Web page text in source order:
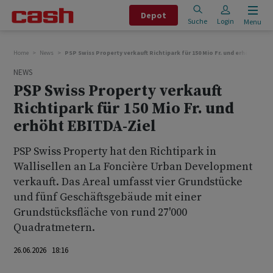
Depot
Suche Login Menu
Home News PSP Swiss Property verkauft Richtipark für 150 Mio Fr. und erhöht
NEWS
PSP Swiss Property verkauft
Richtipark für 150 Mio Fr. und
erhöht EBITDA-Ziel
PSP Swiss Property hat den Richtipark in
Wallisellen an La Foncière Urban Development
verkauft. Das Areal umfasst vier Grundstücke
und fünf Geschäftsgebäude mit einer
Grundstücksfläche von rund 27'000
Quadratmetern.
26.06.2026 18:16